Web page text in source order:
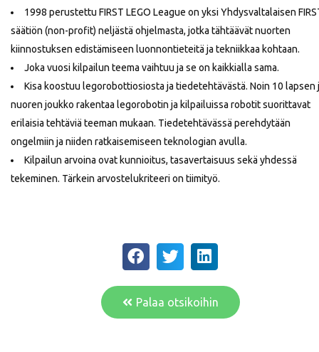
1998 perustettu FIRST LEGO League on yksi Yhdysvaltalaisen
säätiön (non-profit) neljästä ohjelmasta, jotka tähtäävät nuorten
kiinnostuksen edistämiseen luonnontieteitä ja tekniikkaa kohtaan.
Joka vuosi kilpailun teema vaihtuu ja se on kaikkialla sama.
Kisa koostuu legorobottiosiosta ja tiedetehtävästä. Noin 10 lapsen
nuoren joukko rakentaa legorobotin ja kilpailuissa robotit suorittavat
erilaisia tehtäviä teeman mukaan. Tiedetehtävässä perehdytään
ongelmiin ja niiden ratkaisemiseen teknologian avulla.
Kilpailun arvoina ovat kunnioitus, tasavertaisuus sekä yhdessä
tekeminen. Tärkein arvostelukriteeri on tiimityö.
Palaa otsikoihin